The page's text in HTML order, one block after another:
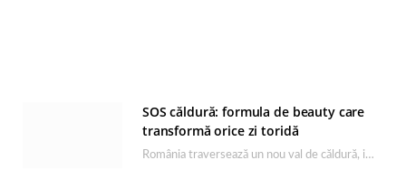
SOS căldură: formula de beauty care
transformă orice zi toridă
România traversează un nou val de căldură, iar rutina de îngrijire capătă un rol esențial…